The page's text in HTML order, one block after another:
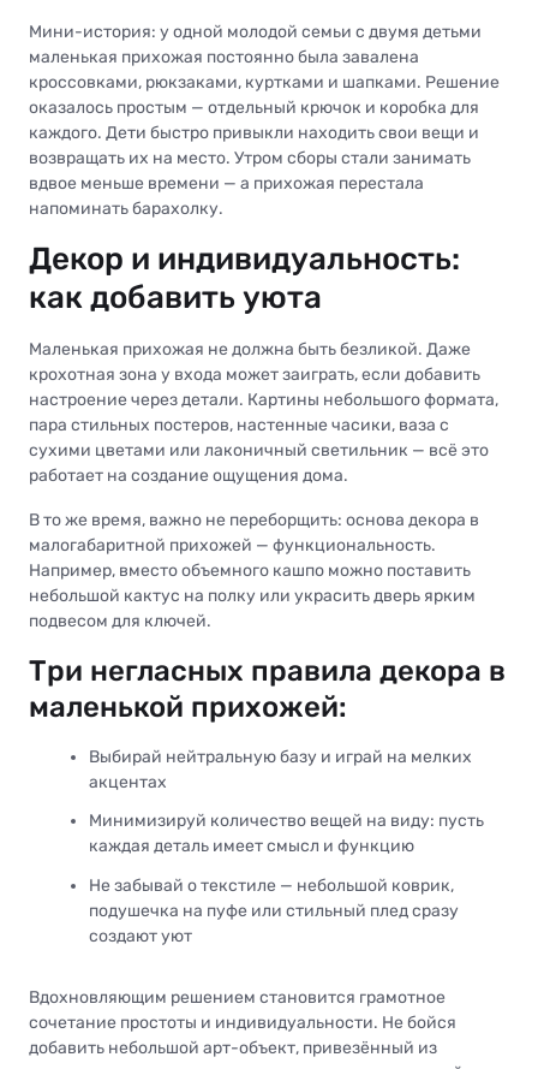
Мини-история: у одной молодой семьи с двумя детьми
маленькая прихожая постоянно была завалена
кроссовками, рюкзаками, куртками и шапками. Решение
оказалось простым — отдельный крючок и коробка для
каждого. Дети быстро привыкли находить свои вещи и
возвращать их на место. Утром сборы стали занимать
вдвое меньше времени — а прихожая перестала
напоминать барахолку.
Декор и индивидуальность:
как добавить уюта
Маленькая прихожая не должна быть безликой. Даже
крохотная зона у входа может заиграть, если добавить
настроение через детали. Картины небольшого формата,
пара стильных постеров, настенные часики, ваза с
сухими цветами или лаконичный светильник — всё это
работает на создание ощущения дома.
В то же время, важно не переборщить: основа декора в
малогабаритной прихожей — функциональность.
Например, вместо объемного кашпо можно поставить
небольшой кактус на полку или украсить дверь ярким
подвесом для ключей.
Три негласных правила декора в
маленькой прихожей:
Выбирай нейтральную базу и играй на мелких
акцентах
Минимизируй количество вещей на виду: пусть
каждая деталь имеет смысл и функцию
Не забывай о текстиле — небольшой коврик,
подушечка на пуфе или стильный плед сразу
создают уют
Вдохновляющим решением становится грамотное
сочетание простоты и индивидуальности. Не бойся
добавить небольшой арт-объект, привезённый из